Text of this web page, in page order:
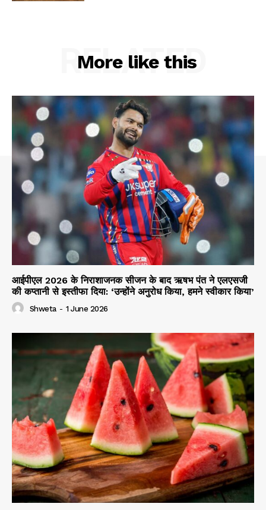
More like this
RELATED
आईपीएल 2026 के निराशाजनक सीजन के बाद ऋषभ पंत ने एलएसजी
की कप्तानी से इस्तीफा दिया: ‘उन्होंने अनुरोध किया, हमने स्वीकार किया’
Shweta - 1 June 2026